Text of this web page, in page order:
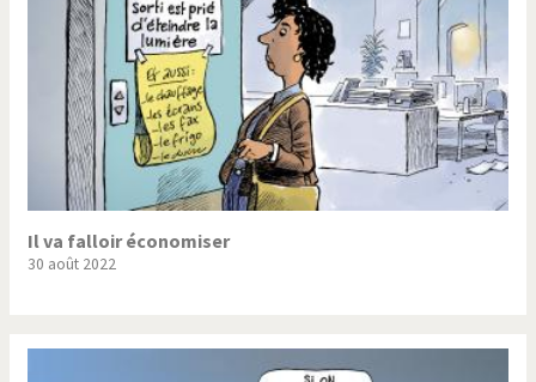
Il va falloir économiser
30 août 2022